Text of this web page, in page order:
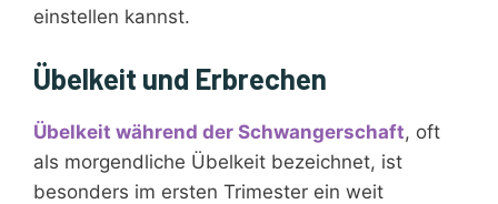
einstellen kannst.
Übelkeit und Erbrechen
Übelkeit während der Schwangerschaft, oft
als morgendliche Übelkeit bezeichnet, ist
besonders im ersten Trimester ein weit